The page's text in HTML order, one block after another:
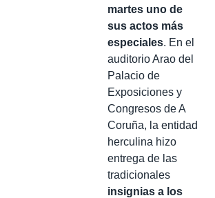
martes uno de
sus actos más
especiales. En el
auditorio Arao del
Palacio de
Exposiciones y
Congresos de A
Coruña, la entidad
herculina hizo
entrega de las
tradicionales
insignias a los